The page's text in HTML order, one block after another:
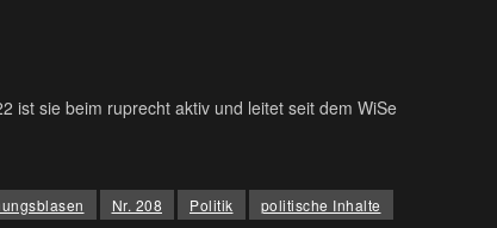
ist sie beim ruprecht aktiv und leitet seit dem WiSe
Nr. 208 Politik
politische Inhalte